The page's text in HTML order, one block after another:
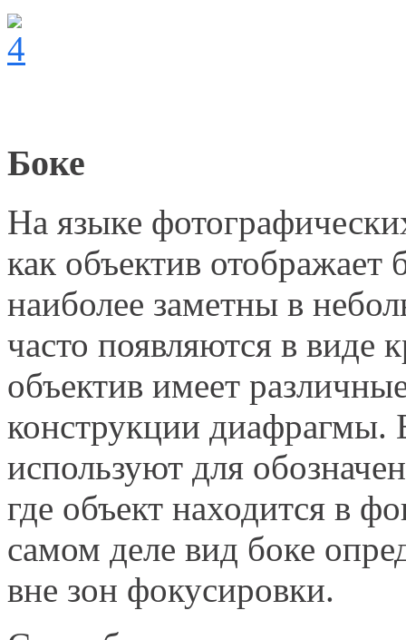
Боке
На языке
как объектив отображает
наиболее заметны в
часто появляются в виде
объектив имеет
конструкции диафрагмы.
используют для
где объект находится в
самом деле вид боке
вне зон фокусировки.